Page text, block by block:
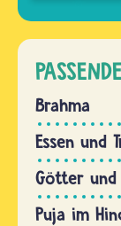
Brahma
Essen und
Götter und
Puja im